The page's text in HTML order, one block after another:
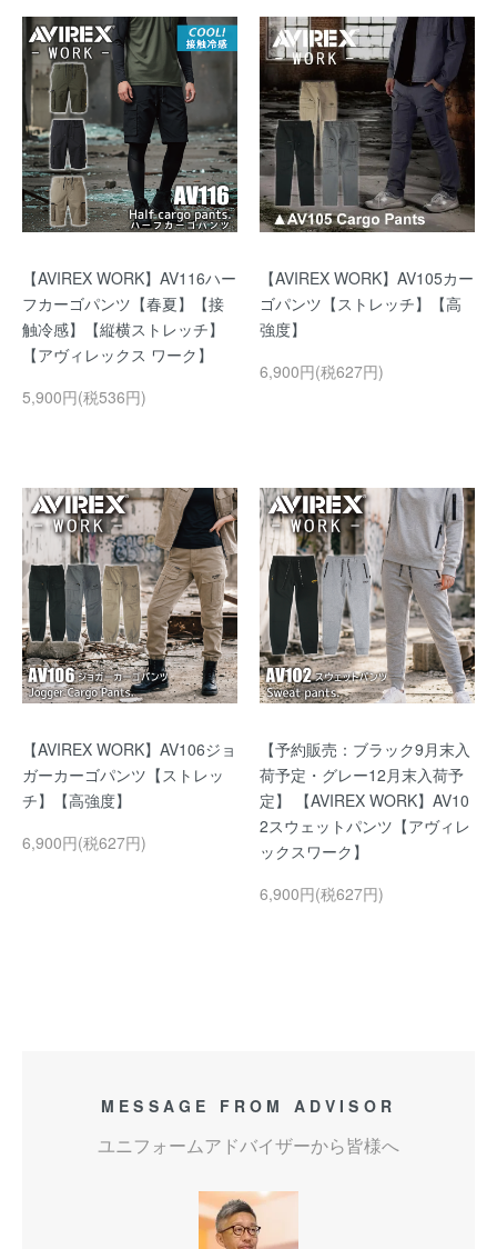
【AVIREX WORK】AV116ハー
フカーゴパンツ【春夏】【接
触冷感】【縦横ストレッチ】
【アヴィレックス ワーク】
5,900円(税536円)
【AVIREX WORK】AV105カー
ゴパンツ【ストレッチ】【高
強度】
6,900円(税627円)
【AVIREX WORK】AV106ジョ
ガーカーゴパンツ【ストレッ
チ】【高強度】
6,900円(税627円)
【予約販売：ブラック9月末入
荷予定・グレー12月末入荷予
定】 【AVIREX WORK】AV10
2スウェットパンツ【アヴィレ
ックスワーク】
6,900円(税627円)
MESSAGE FROM ADVISOR
ユニフォームアドバイザーから皆様へ